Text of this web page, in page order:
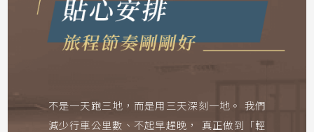
不是一天跑三地，而是用三天深刻一地。
我們
減少行車公里數、不起早趕晚，
真正做到「輕